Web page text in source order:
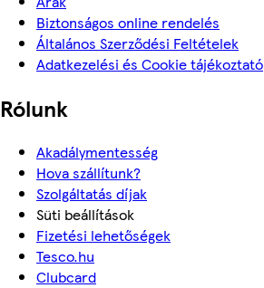
Biztonságos online rendelés
Általános Szerződési Feltételek
Adatkezelési és Cookie tájékoztató
Rólunk
Akadálymentesség
Hova szállítunk?
Szolgáltatás díjak
Süti beállítások
Fizetési lehetőségek
Tesco.hu
Clubcard